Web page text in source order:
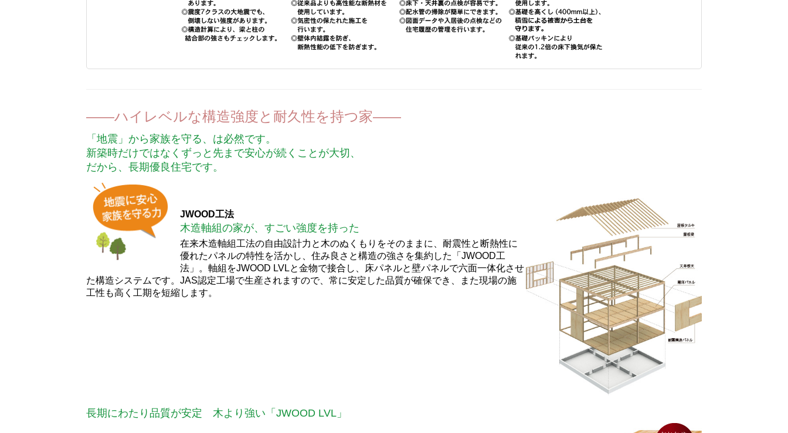
ハイレベルな構造強度と耐久性を持つ家
「地震」から家族を守る、は必然です。
新築時だけではなくずっと先まで安心が続くことが大切、
だから、長期優良住宅です。
JWOOD工法
木造軸組の家が、すごい強度を持った
在来木造軸組工法の自由設計力と木のぬくもりをそのままに、耐震性と断熱性に
優れたパネルの特性を活かし、住み良さと構造の強さを集約した「JWOOD工
法」。軸組をJWOOD LVLと金物で接合し、床パネルと壁パネルで六面一体化させ
た構造システムです。JAS認定工場で生産されますので、常に安定した品質が確保でき、また現場の施
工性も高く工期を短縮します。
長期にわたり品質が安定 木より強い「JWOOD LVL」